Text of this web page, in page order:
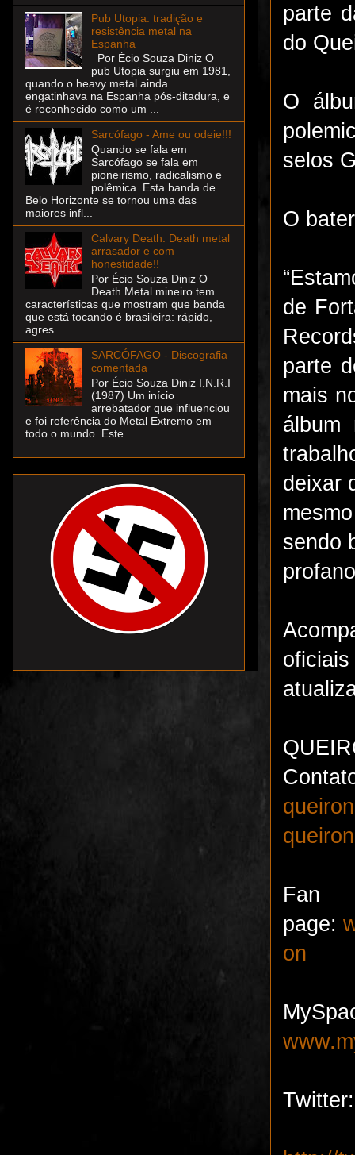
parte
do
O
selos
O
de
parte
mais
deixar
sendo
Fan
page:
on
Pub Utopia: tradição e
resistência metal na
Espanha
Por Écio Souza Diniz O
pub Utopia surgiu em 1981,
quando o heavy metal ainda
engatinhava na Espanha pós-ditadura, e
é reconhecido como um ...
Sarcófago - Ame ou odeie!!!
Quando se fala em
Sarcófago se fala em
pioneirismo, radicalismo e
polêmica. Esta banda de
Belo Horizonte se tornou uma das
maiores infl...
Calvary Death: Death metal
arrasador e com
honestidade!!
Por Écio Souza Diniz O
Death Metal mineiro tem
características que mostram que banda
que está tocando é brasileira: rápido,
agres...
SARCÓFAGO - Discografia
comentada
Por Écio Souza Diniz I.N.R.I
(1987) Um início
arrebatador que influenciou
e foi referência do Metal Extremo em
todo o mundo. Este...